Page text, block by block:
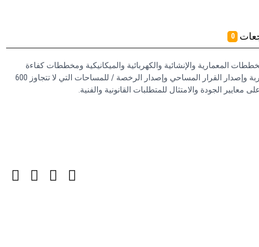
0
المعمارية والإنشائية والكهربائية والميكانيكية ومخططات كفاءة
الطاقة وعمل تقرير التربة وإصدار القرار المساحي وإصدار الرخصة / للمساحات التي لا تتجاوز 600
معايير الجودة والامتثال للمتطلبات القانونية والفنية.